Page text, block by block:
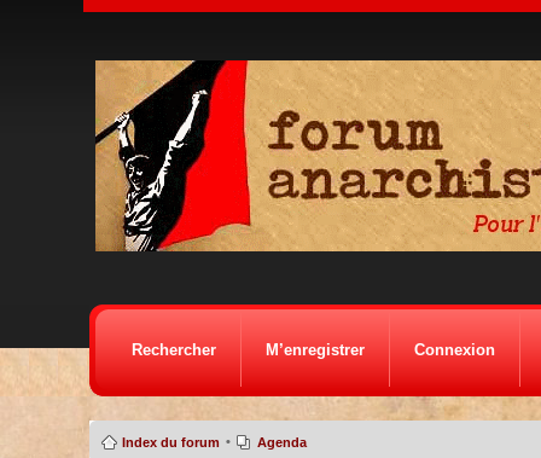
Rechercher M’enregistrer Connexion
Index du forum • Agenda